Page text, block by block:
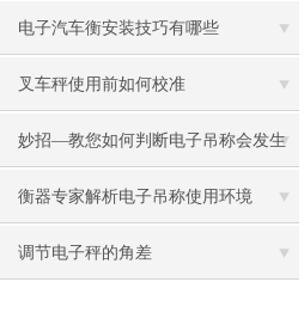
能
电子汽车衡安装技巧有哪些
叉车秤使用前如何校准
妙招—教您如何判断电子吊称会发生
故障
衡器专家解析电子吊称使用环境
调节电子秤的角差